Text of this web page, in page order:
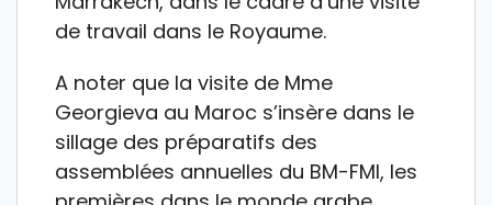
de travail dans le Royaume.
A noter que la visite de Mme
Georgieva au Maroc s’insère dans le
sillage des préparatifs des
assemblées annuelles du BM-FMI, les